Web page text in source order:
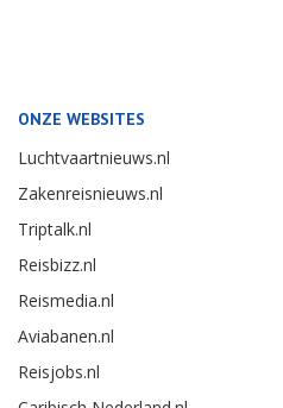
ONZE WEBSITES
Luchtvaartnieuws.nl
Zakenreisnieuws.nl
Triptalk.nl
Reisbizz.nl
Reismedia.nl
Aviabanen.nl
Reisjobs.nl